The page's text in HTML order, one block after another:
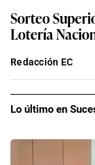
Sorteo
Lotería
Redacción EC
Lo último en